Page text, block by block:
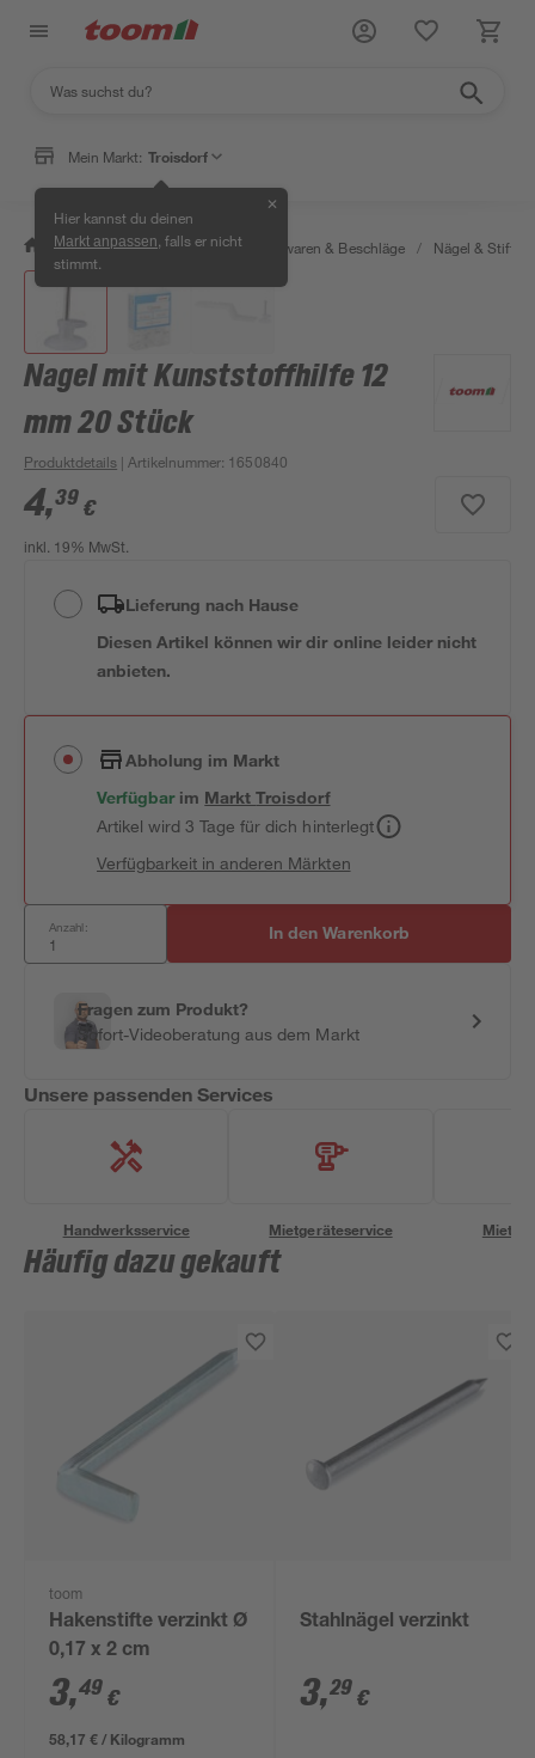
Mein Markt: Troisdorf
Hier kannst du deinen
Markt anpassen , falls er nicht
stimmt.
✕
/ Werkstatt & Maschinen / Eisenwaren & Beschläge / Nägel & Stifte
Nagel mit Kunststoffhilfe 12
mm 20 Stück
Produktdetails | Artikelnummer: 1650840
4,39 €
inkl. 19% MwSt.
Lieferung nach Hause
Diesen Artikel können wir dir online leider nicht
anbieten.
Abholung im Markt
Verfügbar im MarktTroisdorf
Artikel wird 3 Tage für dich hinterlegt
Verfügbarkeit in anderen Märkten
Anzahl: In den Warenkorb
Fragen zum Produkt?
Sofort-Videoberatung aus dem Markt
Unsere passenden Services
Handwerksservice Mietgeräteservice
Häufig dazu gekauft
toom
Hakenstifte verzinkt Ø
0,17 x 2 cm
3,49 €
58,17 € / Kilogramm
Stahlnägel verzinkt
3,29 €